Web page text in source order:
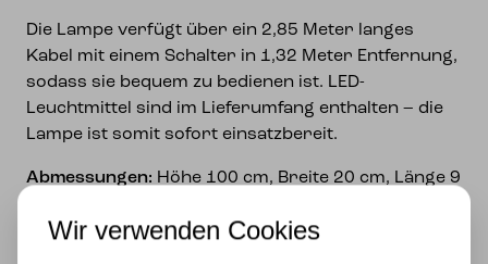
Die Lampe verfügt über ein 2,85 Meter langes
Kabel mit einem Schalter in 1,32 Meter Entfernung,
sodass sie bequem zu bedienen ist. LED-
Leuchtmittel sind im Lieferumfang enthalten – die
Lampe ist somit sofort einsatzbereit.
Abmessungen: Höhe 100 cm, Breite 20 cm, Länge 9
Gewicht:4,5 kg
Wir verwenden Cookies